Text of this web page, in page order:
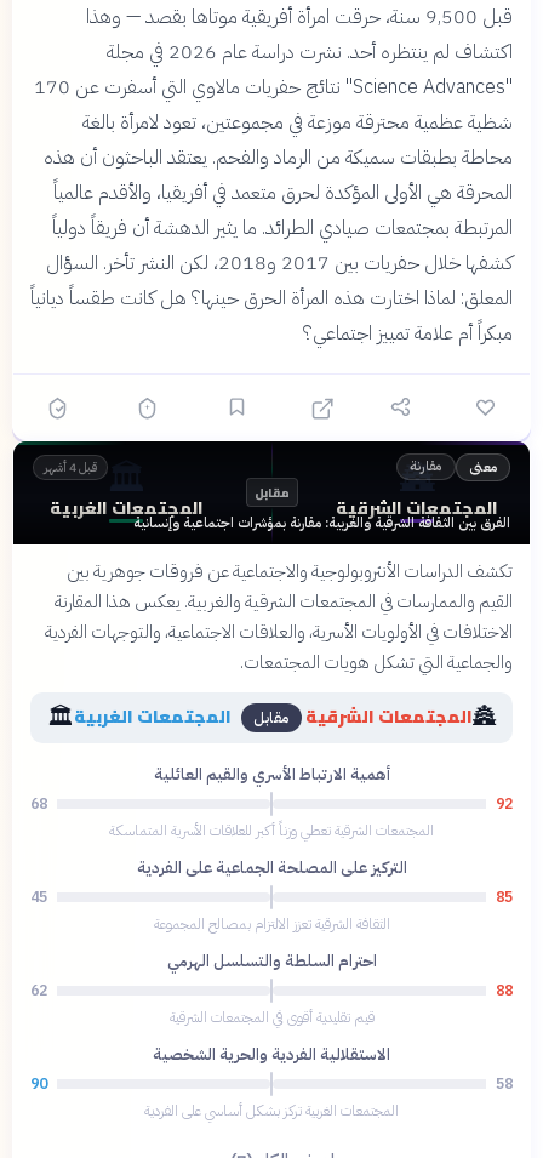
قبل 9,500 سنة، حرقت امرأة أفريقية موتاها بقصد — وهذا
اكتشاف لم ينتظره أحد. نشرت دراسة عام 2026 في مجلة
"Science Advances" نتائج حفريات مالاوي التي أسفرت عن 170
شظية عظمية محترقة موزعة في مجموعتين، تعود لامرأة بالغة
محاطة بطبقات سميكة من الرماد والفحم. يعتقد الباحثون أن هذه
المحرقة هي الأولى المؤكدة لحرق متعمد في أفريقيا، والأقدم عالمياً
المرتبطة بمجتمعات صيادي الطرائد. ما يثير الدهشة أن فريقاً دولياً
كشفها خلال حفريات بين 2017 و2018، لكن النشر تأخر. السؤال
المعلق: لماذا اختارت هذه المرأة الحرق حينها؟ هل كانت طقساً ديانياً
مبكراً أم علامة تمييز اجتماعي؟
معنى مقارنة قبل 4 أشهر 🏯
المجتمعات الشرقية مقابل 🏛️
المجتمعات الغربيةالفرق بين الثقافة الشرقية والغربية: مقارنة بمؤشرات اجتماعية وإنسانية
تكشف الدراسات الأنثروبولوجية والاجتماعية عن فروقات جوهرية بين
القيم والممارسات في المجتمعات الشرقية والغربية. يعكس هذا المقارنة
الاختلافات في الأولويات الأسرية، والعلاقات الاجتماعية، والتوجهات الفردية
والجماعية التي تشكل هويات المجتمعات.
🏯المجتمعات الشرقية مقابل المجتمعات الغربية🏛️
أهمية الارتباط الأسري والقيم العائلية
92
68
المجتمعات الشرقية تعطي وزناً أكبر للعلاقات الأسرية المتماسكة
التركيز على المصلحة الجماعية على الفردية
85
45
الثقافة الشرقية تعزز الالتزام بمصالح المجموعة
احترام السلطة والتسلسل الهرمي
88
62
قيم تقليدية أقوى في المجتمعات الشرقية
الاستقلالية الفردية والحرية الشخصية
58
90
المجتمعات الغربية تركز بشكل أساسي على الفردية